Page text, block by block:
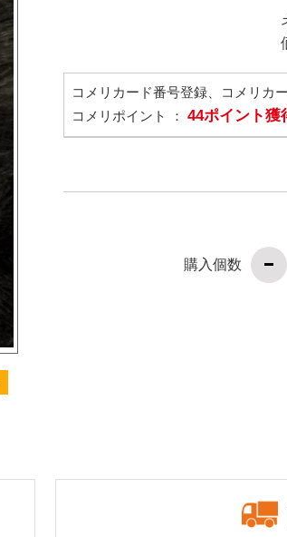
コメリカード番号登録、コメリカ
コメリポイント ： 44ポイント獲
購入個数